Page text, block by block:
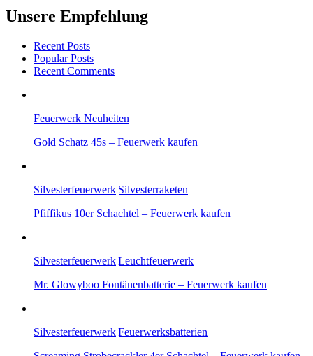
Unsere Empfehlung
Recent Posts
Popular Posts
Recent Comments
Feuerwerk Neuheiten
Gold Schatz 45s – Feuerwerk kaufen
Silvesterfeuerwerk|Silvesterraketen
Pfiffikus 10er Schachtel – Feuerwerk kaufen
Silvesterfeuerwerk|Leuchtfeuerwerk
Mr. Glowyboo Fontänenbatterie – Feuerwerk kaufen
Silvesterfeuerwerk|Feuerwerksbatterien